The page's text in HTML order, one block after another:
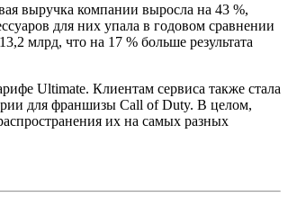
выручка компании выросла на 43 %,
для них упала в годовом сравнении
млрд, что на 17 % больше результата
Ultimate. Клиентам сервиса также стала
для франшизы Call of Duty. В целом,
их на самых разных